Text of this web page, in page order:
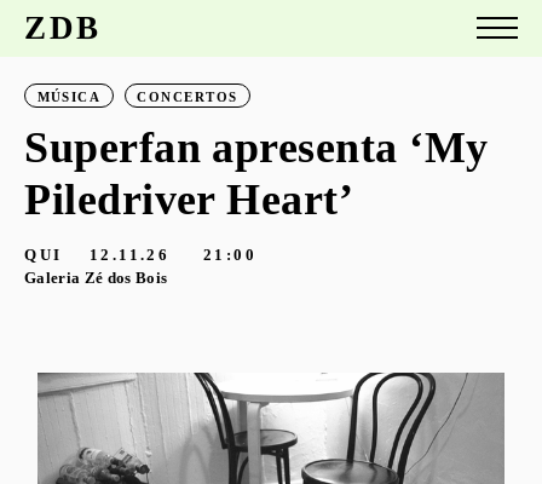
ZDB
MÚSICA CONCERTOS
Superfan apresenta ‘My
Piledriver Heart’
QUI 12.11.26
21:00
Galeria Zé dos Bois